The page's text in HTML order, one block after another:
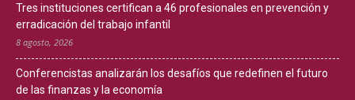
Tres instituciones certifican a 46 profesionales en prevención y
erradicación del trabajo infantil
8 agosto, 2026
Conferencistas analizarán los desafíos que redefinen el futuro
de las finanzas y la economía